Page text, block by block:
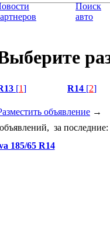
Поиск
авто
[1] R14 [2]
объявление →
объявлений, за последние:
185/65 R14